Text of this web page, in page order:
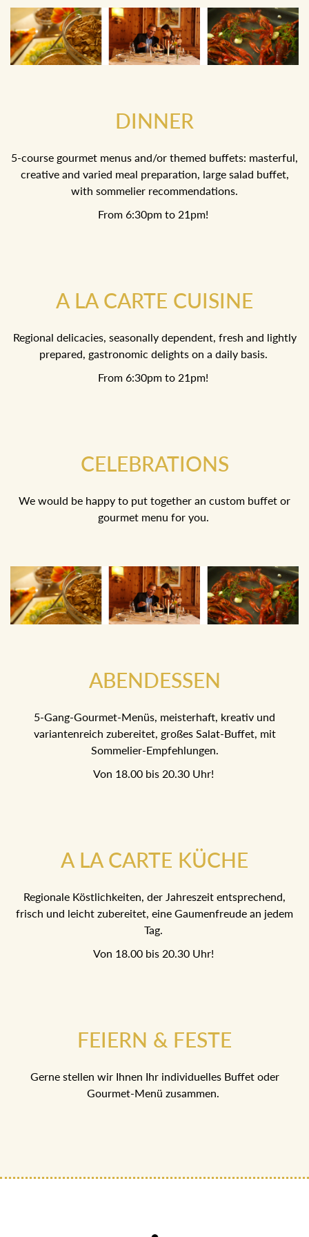
DINNER
5-course gourmet menus and/or themed buffets: masterful,
creative and varied meal preparation, large salad buffet,
with sommelier recommendations.
From 6:30pm to 21pm!
A LA CARTE CUISINE
Regional delicacies, seasonally dependent, fresh and
lightly prepared, gastronomic delights on a daily basis.
From 6:30pm to 21pm!
CELEBRATIONS
We would be happy to put together an custom buffet or
gourmet menu for you.
ABENDESSEN
5-Gang-Gourmet-Menüs, meisterhaft, kreativ und
variantenreich zubereitet, großes Salat-Buffet, mit
Sommelier-Empfehlungen.
Von 18.00 bis 20.30 Uhr!
A LA CARTE KÜCHE
Regionale Köstlichkeiten, der Jahreszeit entsprechend,
frisch und leicht zubereitet, eine Gaumenfreude an jedem
Tag.
Von 18.00 bis 20.30 Uhr!
FEIERN & FESTE
Gerne stellen wir Ihnen Ihr individuelles Buffet oder
Gourmet-Menü zusammen.